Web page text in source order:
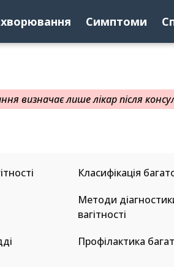
Симптоми
визначає лише лікар після
Класифікація
Методи
вагітності
Профілактика